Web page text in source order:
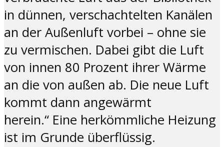
in dünnen, verschachtelten Kanälen
an der Außenluft vorbei – ohne sie
zu vermischen. Dabei gibt die Luft
von innen 80 Prozent ihrer Wärme
an die von außen ab. Die neue Luft
kommt dann angewärmt
herein.“ Eine herkömmliche Heizung
ist im Grunde überflüssig.